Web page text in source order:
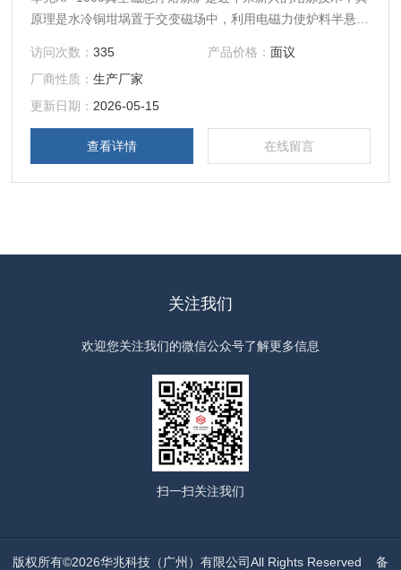
原理是水冷铜坩埚置于交变磁场中，利用电磁力使炉料半悬
有效地用于化学特性活泼金属、高熔点金属、放射性材料及其
合金等到熔炼。
访问次数：335 产品价格： 面议
厂商性质：生产厂家
更新日期： 2026-05-15
查看详情 在线留言
关注我们
欢迎您关注我们的微信公众号了解更多信息
扫一扫关注我们
版权所有©2026华兆科技（广州）有限公司All Rights Reserved 备